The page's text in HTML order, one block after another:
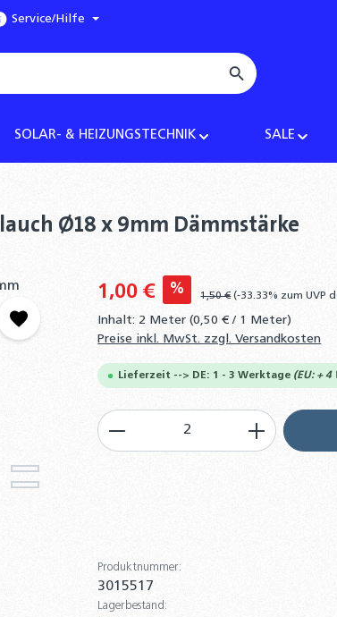
Service/Hilfe
SOLAR- & HEIZUNGSTECHNIK SALE
Ø18 x 9mm Dämmstärke
1,00 € % 1,50 € (-33.33% zum UVP
Inhalt: 2 Meter(0,50 € / 1 Meter)
Preise inkl. MwSt. zzgl. Versandkosten
Lieferzeit --> DE: 1 - 3 Werktage (EU: +
Produkt Anzahl: Gib
Produktnummer:
3015517
Lagerbestand: